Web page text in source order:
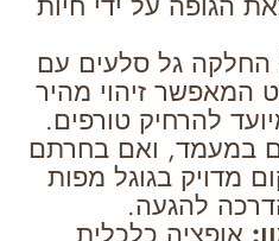
החלקה גל סלעים עם
זיהוי מהיר
להרחיק טורפים.
במעמד, ואם בחרתם
מדויק בגוגל מפות
להגעה.